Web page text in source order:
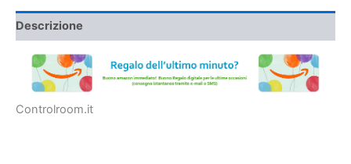
Descrizione
Controlroom.it